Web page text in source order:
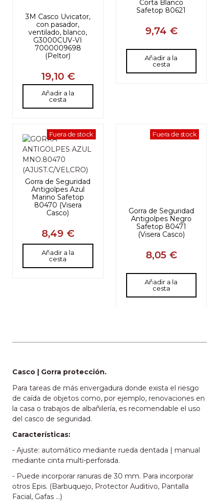
3M Casco Uvicator,
con pasador,
ventilado, blanco,
G3000CUV-VI
7000009698
(Peltor)
19,10 €
Añadir a la
cesta
Corta Blanco
Safetop 80621
9,74 €
Añadir a la
cesta
Fuera de stock
Gorra de Seguridad
Antigolpes Azul
Marino Safetop
80470 (Visera
Casco)
8,49 €
Añadir a la
cesta
Fuera de stock
Gorra de Seguridad
Antigolpes Negro
Safetop 80471
(Visera Casco)
8,05 €
Añadir a la
cesta
Casco | Gorra protección.
Para tareas de más envergadura donde exista el riesgo
de caída de objetos como, por ejemplo, renovaciones en
la casa o trabajos de albañilería, es recomendable el uso
del casco de seguridad.
Características:
- Ajuste: automático mediante rueda dentada | manual
mediante cinta multi-perforada.
- Puede incorporar ranuras de 30 mm. Para incorporar
otros Epis. (Barbuquejo, Protector Auditivo, Pantalla
Facial, Gafas ...)